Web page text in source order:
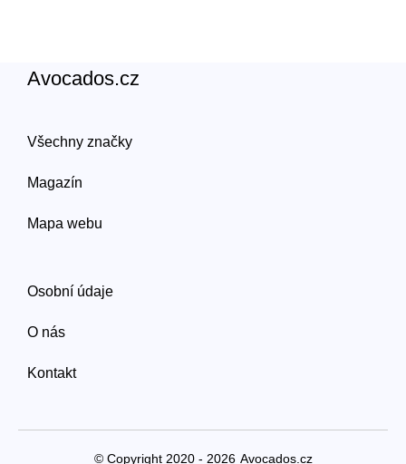
Avocados.cz
Všechny značky
Magazín
Mapa webu
Osobní údaje
O nás
Kontakt
© Copyright 2020 - 2026 Avocados.cz